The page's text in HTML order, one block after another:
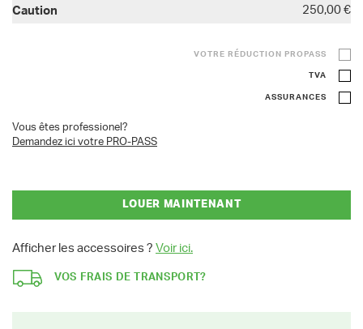
250,00 €
VOTRE RÉDUCTION PROPASS
TVA
ASSURANCES
Vous êtes professionel?
Demandez ici votre PRO-PASS
LOUER MAINTENANT
Afficher les accessoires ? Voir ici.
VOS FRAIS DE TRANSPORT?